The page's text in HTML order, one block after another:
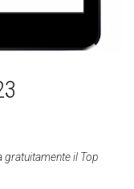
gratuitamente il Top